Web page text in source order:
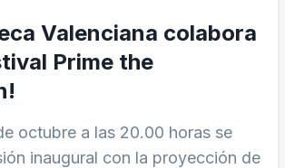
Valenciana colabora
Prime the
octubre a las 20.00 horas se
inaugural con la proyección de